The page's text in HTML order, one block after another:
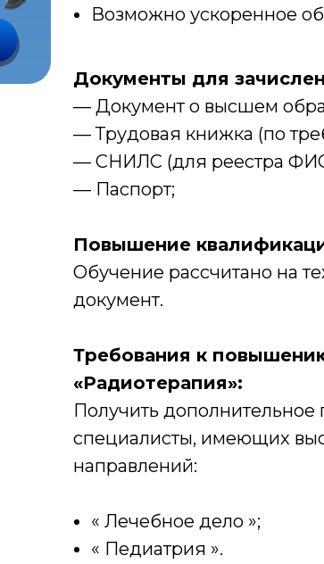
Возможно ускоренное
Документы для
— Документ о высшем
— Трудовая книжка (по
— СНИЛС (для реестра
— Паспорт;
Повышение
Обучение рассчитано на
документ.
Требования к
«Радиотерапия»:
Получить
специалисты, имеющих
направлений:
« Лечебное дело »;
« Педиатрия ».